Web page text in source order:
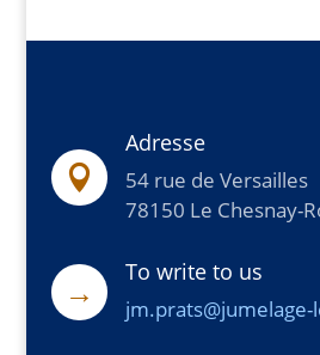

Adresse
54 rue de Versailles
78150 Le Chesnay-
→
To write to us